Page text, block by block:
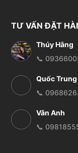
TƯ VẤN ĐẶT
Thúy Hằng
📞
Quốc Trung
📞
Vân Anh
📞